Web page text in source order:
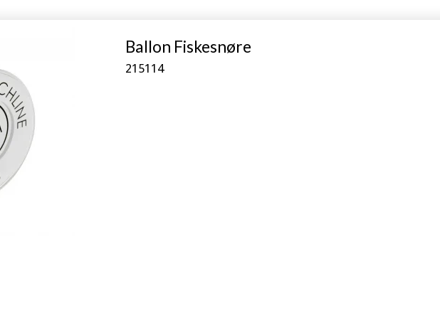
Ballon Fiskesnøre
215114